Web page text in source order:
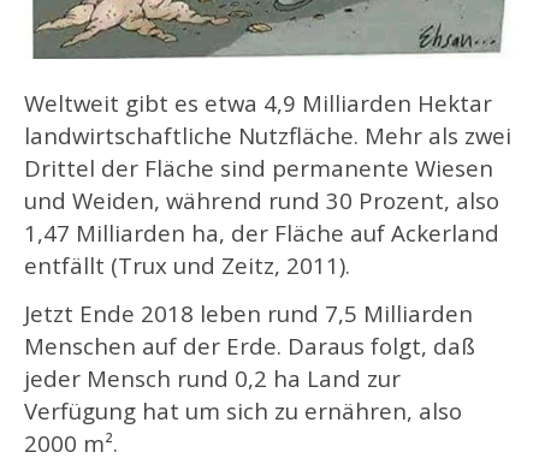
Weltweit gibt es etwa 4,9 Milliarden Hektar
landwirtschaftliche Nutzfläche. Mehr als zwei
Drittel der Fläche sind permanente Wiesen
und Weiden, während rund 30 Prozent, also
1,47 Milliarden ha, der Fläche auf Ackerland
entfällt (Trux und Zeitz, 2011).
Jetzt Ende 2018 leben rund 7,5 Milliarden
Menschen auf der Erde. Daraus folgt, daß
jeder Mensch rund 0,2 ha Land zur
Verfügung hat um sich zu ernähren, also
2000 m².